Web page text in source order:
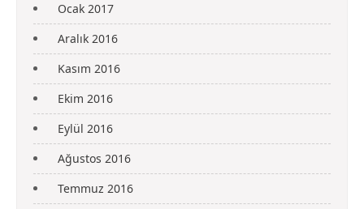
Ocak 2017
Aralık 2016
Kasım 2016
Ekim 2016
Eylül 2016
Ağustos 2016
Temmuz 2016